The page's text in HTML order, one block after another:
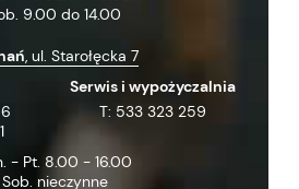
9.00 do 14.00
, ul. Starołęcka 7
Serwis i wypożyczalnia
T: 533 323 259
- Pt. 8.00 - 16.00
Sob. nieczynne